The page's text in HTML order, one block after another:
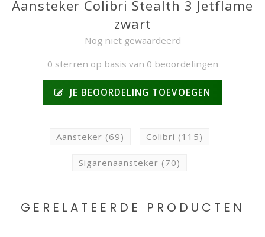
Aansteker Colibri Stealth 3 Jetflame
zwart
Nog niet gewaardeerd
0 sterren op basis van 0 beoordelingen
JE BEOORDELING TOEVOEGEN
Aansteker (69) Colibri (115)
Sigarenaansteker (70)
GERELATEERDE PRODUCTEN